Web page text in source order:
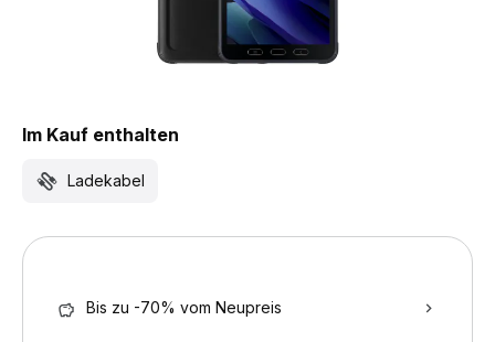
Im Kauf enthalten
Ladekabel
Bis zu -70% vom Neupreis